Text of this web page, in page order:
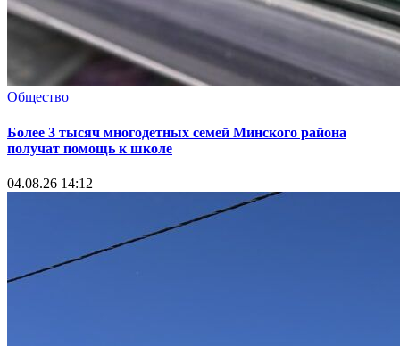
Общество
Более 3 тысяч многодетных семей Минского района
получат помощь к школе
04.08.26 14:12